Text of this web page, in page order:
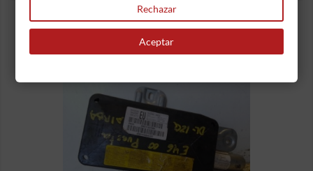
Rechazar
Aceptar